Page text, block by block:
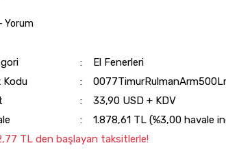
Yorum
El Fenerleri
Kodu
33,90 USD + KDV
1.878,61 TL (%3,00 havale
TL den başlayan taksitlerle!